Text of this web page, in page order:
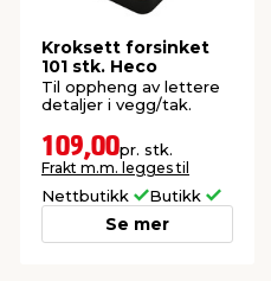
Kroksett forsinket
101 stk. Heco
Til oppheng av lettere
detaljer i vegg/tak.
109,00pr. stk.
Frakt m.m. legges til
Nettbutikk Butikk
Se mer